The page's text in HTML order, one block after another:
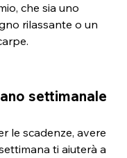
che sia uno
rilassante o un
settimanale
le scadenze, avere
ti aiuterà a